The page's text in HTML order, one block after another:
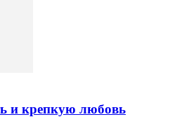
и крепкую любовь